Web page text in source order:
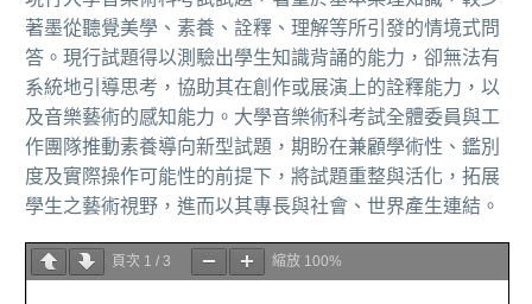
著墨從聽覺美學、素養、詮釋、理解等所引發的情境式問
答。現行試題得以測驗出學生知識背誦的能力，卻無法有
系統地引導思考，協助其在創作或展演上的詮釋能力，以
及音樂藝術的感知能力。大學音樂術科考試全體委員與工
作團隊推動素養導向新型試題，期盼在兼顧學術性、鑑別
度及實際操作可能性的前提下，將試題重整與活化，拓展
學生之藝術視野，進而以其專長與社會、世界產生連結。
頁次 1 / 3 縮放 100%